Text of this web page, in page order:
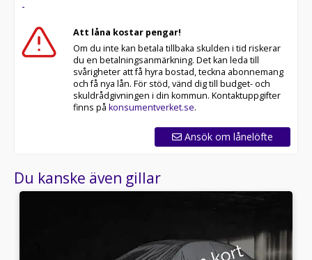
-
Att låna kostar pengar!
Om du inte kan betala tillbaka skulden i tid riskerar
du en betalningsanmärkning. Det kan leda till
svårigheter att få hyra bostad, teckna abonnemang
och få nya lån. För stöd, vänd dig till budget- och
skuldrådgivningen i din kommun. Kontaktuppgifter
finns på konsumentverket.se.
Ansök om lånelöfte
Du kanske även gillar